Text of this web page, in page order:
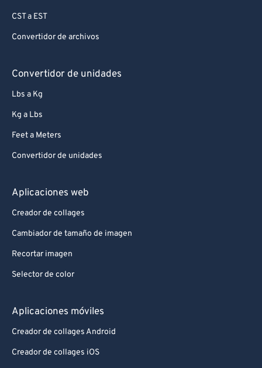
CST a EST
Convertidor de archivos
Convertidor de unidades
Lbs a Kg
Kg a Lbs
Feet a Meters
Convertidor de unidades
Aplicaciones web
Creador de collages
Cambiador de tamaño de imagen
Recortar imagen
Selector de color
Aplicaciones móviles
Creador de collages Android
Creador de collages iOS